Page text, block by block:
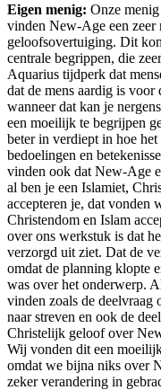
Eigen menig: Onze
vinden New-Age een
geloofsovertuiging. Dit
centrale begrippen, die
Aquarius tijdperk dat
dat de mens aardig is voor
wanneer dat kan je
een moeilijk te begrijpen
beter in verdiept in hoe
bedoelingen en
vinden ook dat New-Age
al ben je een Islamiet,
accepteren je, dat vonden
Christendom en Islam
over ons werkstuk is dat
verzorgd uit ziet. Dat de
omdat de planning klopte
was over het onderwerp.
vinden zoals de deelvraag
naar streven en ook de
Christelijk geloof over
Wij vonden dit een
omdat we bijna niks over
zeker verandering in